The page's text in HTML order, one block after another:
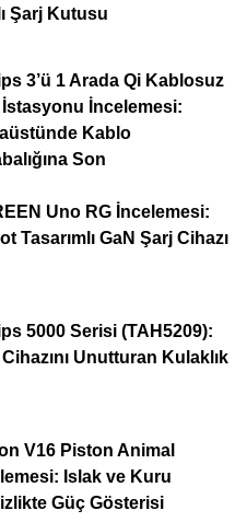
Şarj Kutusu
3’ü 1 Arada Qi Kablosuz
İncelemesi:
Kablo
Son
Uno RG İncelemesi:
Tasarımlı GaN Şarj Cihazı
5000 Serisi (TAH5209):
Unutturan Kulaklık
V16 Piston Animal
Islak ve Kuru
Güç Gösterisi